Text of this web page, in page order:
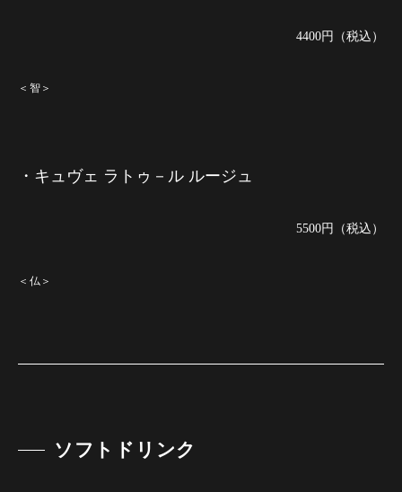
4400円（税込）
＜智＞
・キュヴェ ラトゥ－ル ルージュ
5500円（税込）
＜仏＞
ソフトドリンク